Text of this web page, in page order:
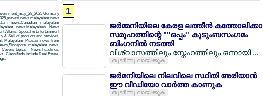
Germany
news,malayalam news
news,Canadian malayalam
news,Malayalees News
Affairs, Special & Entertainment
& Sell of products and services,
Malayalam Pravasi news from
malayalam news,
Covers topics - News headlines,
Classifieds include Real Estate,
1
ജര്‍മ്മനിയിലെ കേരള ലത്തീന്‍ കത്തോലിക്കാ
സമൂഹത്തിന്റെ ""ഒപ്പം'' കുടുംബസംഗമം
ബിംഗനില്‍ നടത്തി
വിശ്വാസത്തിലും സ്നേഹത്തിലും ഒന്നായി ...
തുടര്‍ന്നു വായിക്കുക
ജര്‍മനിയിലെ നിലവിലെ സ്ഥിതി അരിയാന്‍
ഈ വീഡിയോ വാര്‍ത്ത കാണുക
തുടര്‍ന്നു വായിക്കുക